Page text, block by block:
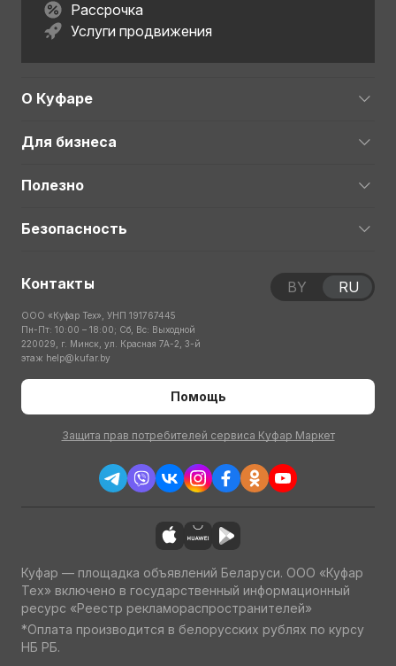
Рассрочка
Услуги продвижения
О Куфаре
Для бизнеса
Полезно
Безопасность
Контакты
ООО «Куфар Тех», УНП 191767445
Пн-Пт: 10:00 – 18:00; Сб, Вс: Выходной
220029, г. Минск, ул. Красная 7А-2, 3-й
этаж help@kufar.by
Помощь
Защита прав потребителей сервиса Куфар Маркет
BY RU
Куфар — площадка объявлений Беларуси. ООО «Куфар
Тех» включено в государственный информационный
ресурс «Реестр рекламораспространителей»
*Оплата производится в белорусских рублях по курсу
НБ РБ.